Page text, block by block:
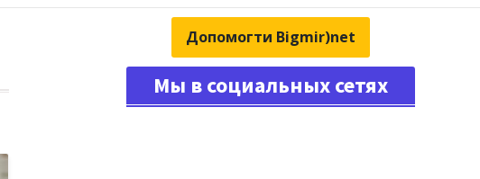
Допомогти Bigmir)net
Мы в социальных сетях